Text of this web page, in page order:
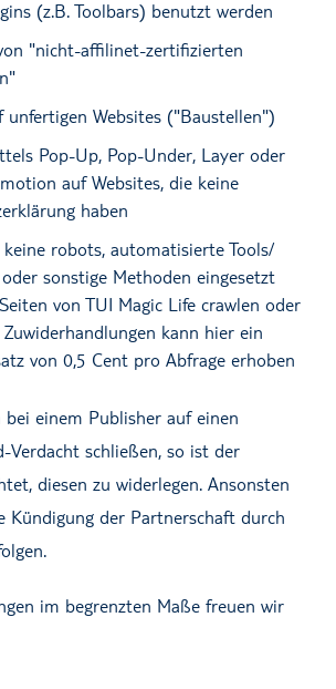
(z.B. Toolbars) benutzt werden
"nicht-affilinet-zertifizierten
unfertigen Websites ("Baustellen")
Pop-Up, Pop-Under, Layer oder
auf Websites, die keine
haben
robots, automatisierte Tools/
sonstige Methoden eingesetzt
von TUI Magic Life crawlen oder
kann hier ein
von 0,5 Cent pro Abfrage erhoben
bei einem Publisher auf einen
Verdacht schließen, so ist der
diesen zu widerlegen. Ansonsten
Kündigung der Partnerschaft durch
im begrenzten Maße freuen wir